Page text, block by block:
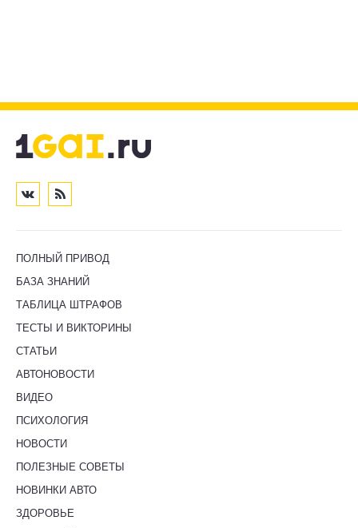
ПОЛНЫЙ ПРИВОД
БАЗА ЗНАНИЙ
ТАБЛИЦА ШТРАФОВ
ТЕСТЫ И ВИКТОРИНЫ
СТАТЬИ
АВТОНОВОСТИ
ВИДЕО
ПСИХОЛОГИЯ
НОВОСТИ
ПОЛЕЗНЫЕ СОВЕТЫ
НОВИНКИ АВТО
ЗДОРОВЬЕ